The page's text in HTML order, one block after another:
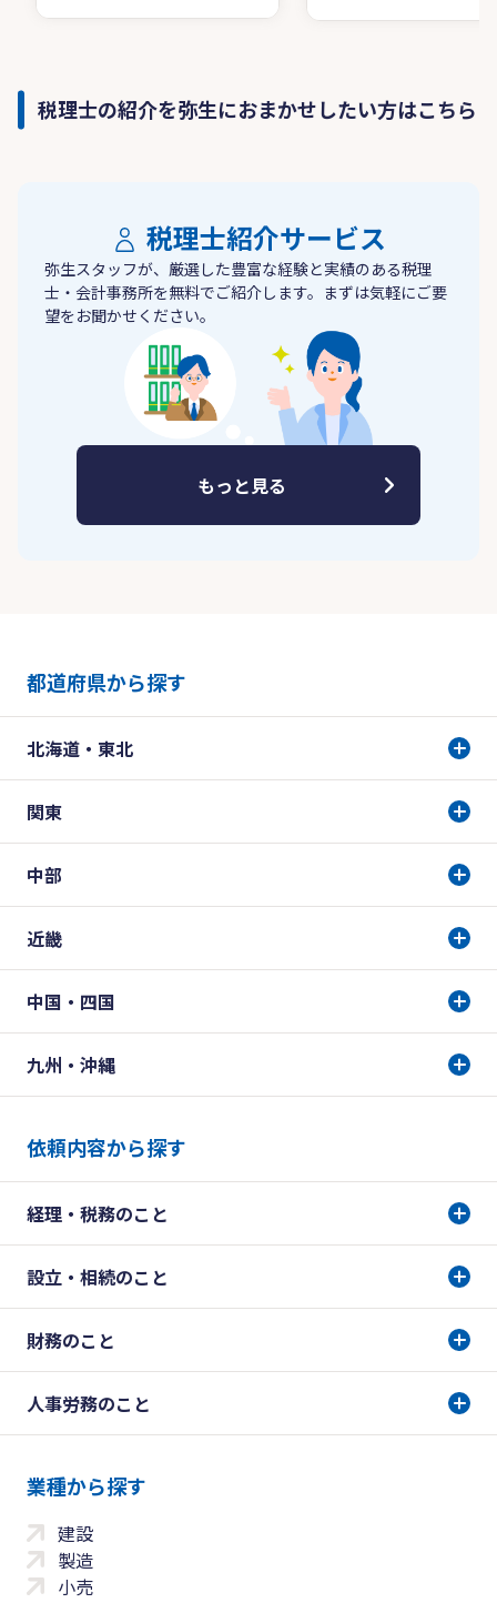
税理士の紹介を弥生におまかせしたい方はこちら
税理士紹介サービス
弥生スタッフが、厳選した豊富な経験と実績のある税理
士・会計事務所を無料でご紹介します。まずは気軽にご要
望をお聞かせください。
もっと見る
都道府県から探す
北海道・東北
関東
中部
近畿
中国・四国
九州・沖縄
依頼内容から探す
経理・税務のこと
設立・相続のこと
財務のこと
人事労務のこと
業種から探す
建設
製造
小売